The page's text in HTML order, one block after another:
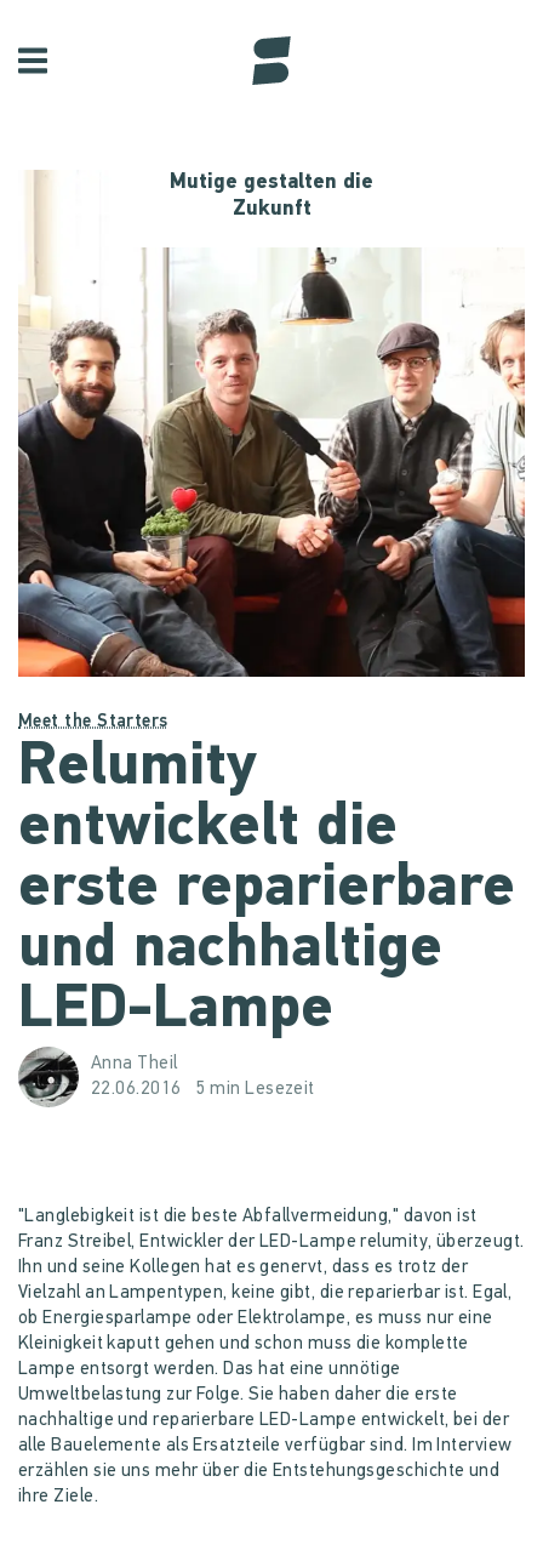
Mutige gestalten die
Zukunft
Meet the Starters
Relumity
entwickelt die
erste reparierbare
und nachhaltige
LED-Lampe
Anna Theil
22.06.2016
5 min Lesezeit
"Langlebigkeit ist die beste Abfallvermeidung," davon ist
Franz Streibel, Entwickler der LED-Lampe relumity, überzeugt.
Ihn und seine Kollegen hat es genervt, dass es trotz der
Vielzahl an Lampentypen, keine gibt, die reparierbar ist. Egal,
ob Energiesparlampe oder Elektrolampe, es muss nur eine
Kleinigkeit kaputt gehen und schon muss die komplette
Lampe entsorgt werden. Das hat eine unnötige
Umweltbelastung zur Folge. Sie haben daher die erste
nachhaltige und reparierbare LED-Lampe entwickelt, bei der
alle Bauelemente als Ersatzteile verfügbar sind. Im Interview
erzählen sie uns mehr über die Entstehungsgeschichte und
ihre Ziele.